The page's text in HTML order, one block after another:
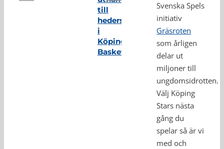
till
hedersmedlem
i
Köping
Basket
Svenska Spels
initiativ
Gräsroten
som årligen
delar ut
miljoner till
ungdomsidrotten.
Välj Köping
Stars nästa
gång du
spelar så är vi
med och